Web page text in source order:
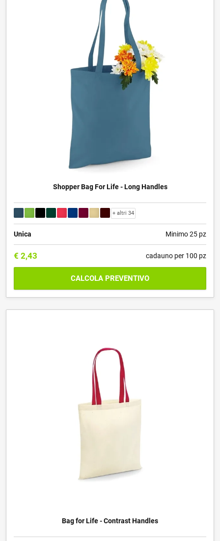
Shopper Bag For Life - Long Handles
+ altri 34
Unica Minimo 25 pz
€ 2,43 cadauno per 100 pz
CALCOLA PREVENTIVO
Bag for Life - Contrast Handles